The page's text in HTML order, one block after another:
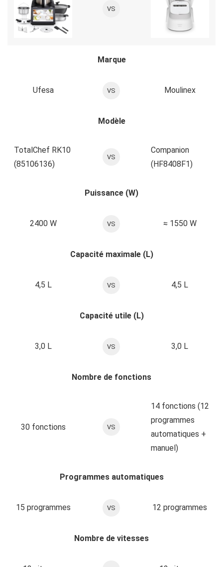
VS
Marque
Ufesa VS Moulinex
Modèle
TotalChef RK10
(85106136)
VS
Companion
(HF8408F1)
Puissance (W)
2400 W VS ≈ 1550 W
Capacité maximale (L)
4,5 L VS 4,5 L
Capacité utile (L)
3,0 L VS 3,0 L
Nombre de fonctions
30 fonctions VS
14 fonctions (12
programmes
automatiques +
manuel)
Programmes automatiques
15 programmes VS 12 programmes
Nombre de vitesses